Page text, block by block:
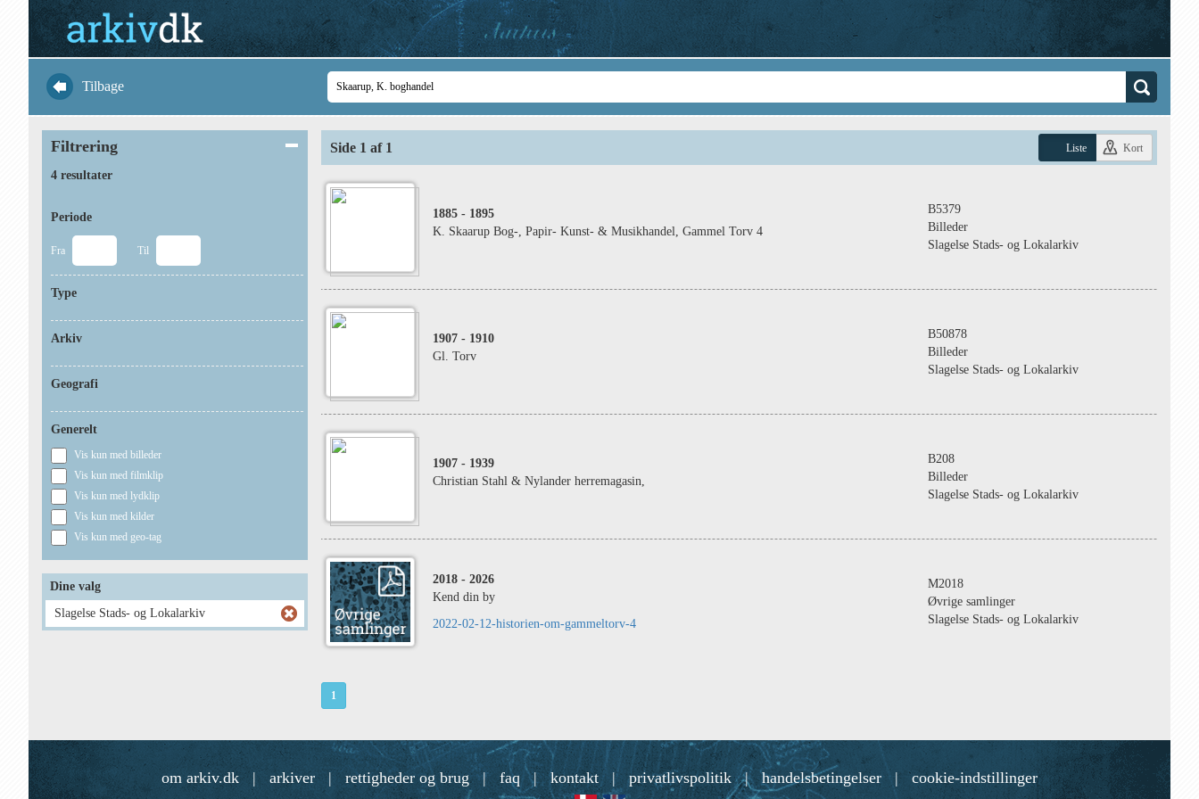
Tilbage
Filtrering
4 resultater
Periode
Fra Til
Type
Arkiv
Geografi
Generelt
Vis kun med billeder
Vis kun med filmklip
Vis kun med lydklip
Vis kun med kilder
Vis kun med geo-tag
Dine valg
Slagelse Stads- og Lokalarkiv
Side 1 af 1 Liste Kort
1885 - 1895
K. Skaarup Bog-, Papir- Kunst- & Musikhandel, Gammel Torv 4
B5379
Billeder
Slagelse Stads- og Lokalarkiv
1907 - 1910
Gl. Torv
B50878
Billeder
Slagelse Stads- og Lokalarkiv
1907 - 1939
Christian Stahl & Nylander herremagasin,
B208
Billeder
Slagelse Stads- og Lokalarkiv
2018 - 2026
Kend din by
2022-02-12-historien-om-gammeltorv-4
M2018
Øvrige samlinger
Slagelse Stads- og Lokalarkiv
1
om arkiv.dk | arkiver | rettigheder og brug | faq | kontakt | privatlivspolitik | handelsbetingelser | cookie-indstillinger